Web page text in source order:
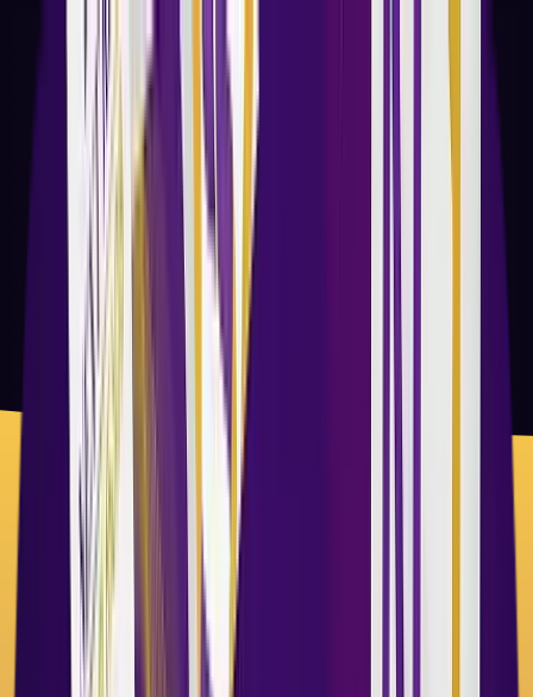
მთავარი
სერვისები
ჩვენ შესახებ
პროექტები
ბლოგი
კონტაქტი
დაგვიკავშირდით